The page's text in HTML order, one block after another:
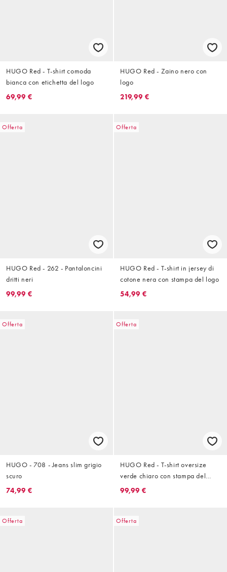
HUGO Red - T-shirt comoda
bianca con etichetta del logo
69,99 €
HUGO Red - Zaino nero con
logo
219,99 €
Offerta
HUGO Red - 262 - Pantaloncini
dritti neri
99,99 €
Offerta
HUGO Red - T-shirt in jersey di
cotone nera con stampa del logo
54,99 €
Offerta
HUGO - 708 - Jeans slim grigio
scuro
74,99 €
Offerta
HUGO Red - T-shirt oversize
verde chiaro con stampa del
logo (colletto con bottoni)
99,99 €
Offerta Offerta